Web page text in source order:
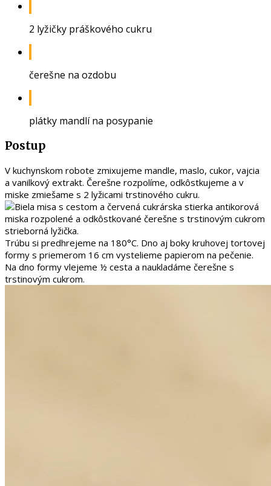
2 lyžičky práškového cukru
čerešne na ozdobu
plátky mandlí na posypanie
Postup
V kuchynskom robote zmixujeme mandle, maslo, cukor, vajcia
a vanilkový extrakt. Čerešne rozpolíme, odkôstkujeme a v
miske zmiešame s 2 lyžicami trstinového cukru.
Trúbu si predhrejeme na 180°C. Dno aj boky kruhovej tortovej
formy s priemerom 16 cm vystelieme papierom na pečenie.
Na dno formy vlejeme ½ cesta a naukladáme čerešne s
trstinovým cukrom.